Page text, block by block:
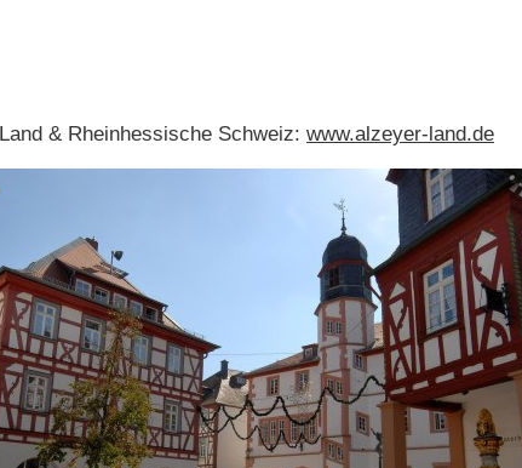
& Rheinhessische Schweiz: www.alzeyer-land.de